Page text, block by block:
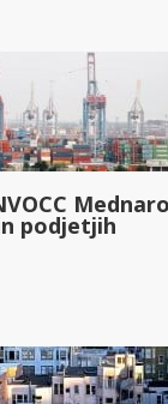
podjetjih